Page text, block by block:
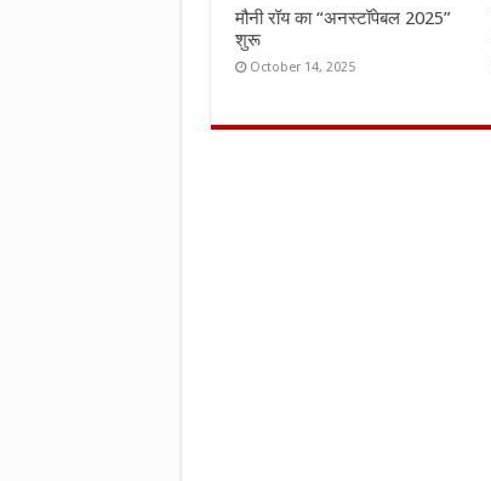
मौनी रॉय का “अनस्टॉपेबल 2025”
शुरू
October 14, 2025